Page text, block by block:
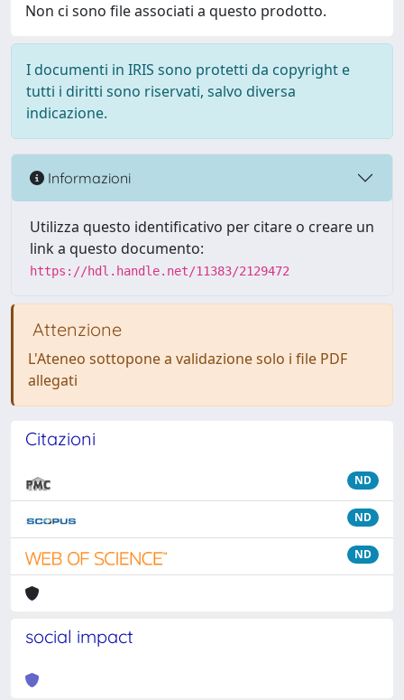
Non ci sono file associati a questo prodotto.
I documenti in IRIS sono protetti da copyright e
tutti i diritti sono riservati, salvo diversa
indicazione.
Informazioni
Utilizza questo identificativo per citare o creare un
link a questo documento:
https://hdl.handle.net/11383/2129472
Attenzione
L'Ateneo sottopone a validazione solo i file PDF
allegati
Citazioni
ND
ND
ND
social impact